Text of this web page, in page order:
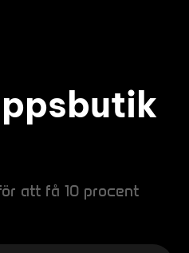
att få 10 procent